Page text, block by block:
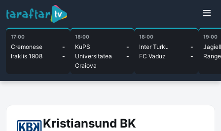
17:00
Cremonese
-
Iraklis 1908
-
18:00
KuPS
-
Universitatea
Craiova
-
18:00
Inter Turku
-
FC Vaduz
-
19:00
Kristiansund BK